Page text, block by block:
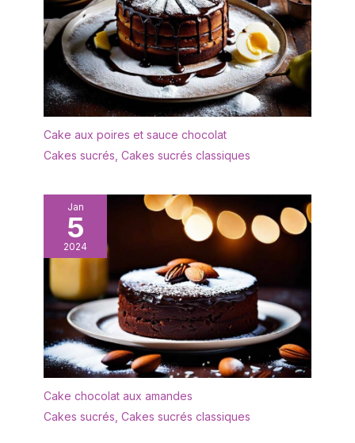
réfrigérateur et
congélateur
Cake aux poires et sauce chocolat
Cakes sucrés Cakes sucrés classiques
Jan
5
2024
Cake chocolat aux amandes
Cakes sucrés, Cakes sucrés classiques